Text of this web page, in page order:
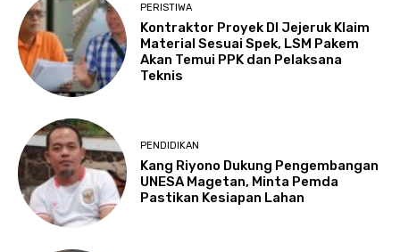
PERISTIWA
Kontraktor Proyek DI Jejeruk Klaim
Material Sesuai Spek, LSM Pakem
Akan Temui PPK dan Pelaksana
Teknis
PENDIDIKAN
Kang Riyono Dukung Pengembangan
UNESA Magetan, Minta Pemda
Pastikan Kesiapan Lahan